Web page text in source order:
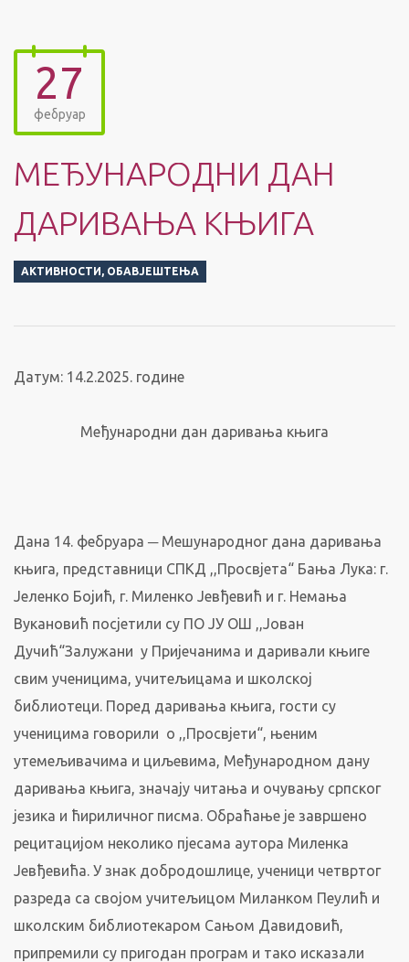
27
фебруар
МЕЂУНАРОДНИ ДАН
ДАРИВАЊА КЊИГА
АКТИВНОСТИ, ОБАВЈЕШТЕЊА
Датум: 14.2.2025. године
Међународни дан даривања књига
Дана 14. фебруара ─ Мешународног дана даривања
књига, представници СПКД ,,Просвјета“ Бања Лука: г.
Јеленко Бојић, г. Миленко Јевђевић и г. Немања
Вукановић посјетили су ПО ЈУ ОШ ,,Јован
Дучић“Залужани у Пријечанима и даривали књиге
свим ученицима, учитељицама и школској
библиотеци. Поред даривања књига, гости су
ученицима говорили о ,,Просвјети“, њеним
утемељивачима и циљевима, Међународном дану
даривања књига, значају читања и очувању српског
језика и ћириличног писма. Обраћање је завршено
рецитацијом неколико пјесама аутора Миленка
Јевђевића. У знак добродошлице, ученици четвртог
разреда са својом учитељицом Миланком Пеулић и
школским библиотекаром Сањом Давидовић,
припремили су пригодан програм и тако исказали